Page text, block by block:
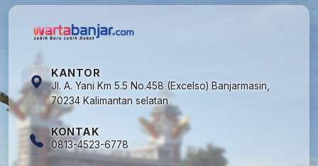
KANTOR
Jl. A. Yani Km 5.5 No.458 (Excelso) Banjarmasin,
70234 Kalimantan selatan
KONTAK
0813-4523-6778